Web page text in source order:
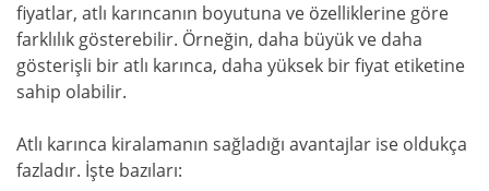
fiyatlar, atlı karıncanın boyutuna ve özelliklerine göre
farklılık gösterebilir. Örneğin, daha büyük ve daha
gösterişli bir atlı karınca, daha yüksek bir fiyat etiketine
sahip olabilir.
Atlı karınca kiralamanın sağladığı avantajlar ise oldukça
fazladır. İşte bazıları: